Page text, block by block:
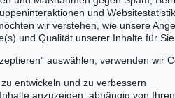
HERMANN MAX
Wintermorgen
,
Ergebnis:€
mehr verpassen!
Sie rechtzeitig.
und
wir verstehen, wie unsere
und Qualität unserer Inhalte für
auswählen, verwenden wir
entwickeln und zu verbessern
anzuzeigen, abhängig von